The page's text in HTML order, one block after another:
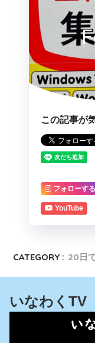
この記事が
フォローする
YouTube
CATEGORY : 20日
いなわくTV